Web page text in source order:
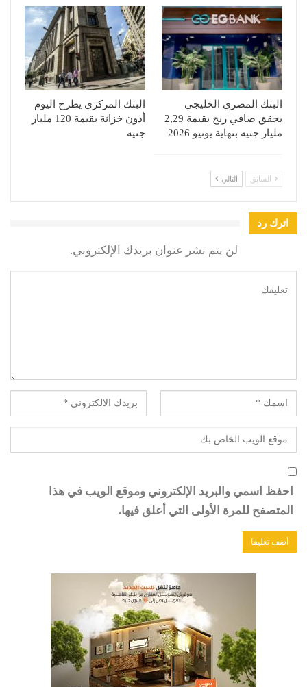
البنك المصري الخليجي
يحقق صافي ربح بقيمة 2,29
مليار جنيه بنهاية يونيو 2026
البنك المركزي يطرح اليوم
أذون خزانة بقيمة 120 مليار
جنيه
السابق التالي
اترك رد
لن يتم نشر عنوان بريدك الإلكتروني.
احفظ اسمي والبريد الإلكتروني وموقع الويب في هذا
المتصفح للمرة الأولى التي أعلق فيها.